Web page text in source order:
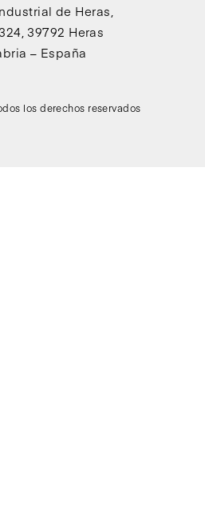
de Heras,
39792 Heras
– España
los derechos reservados